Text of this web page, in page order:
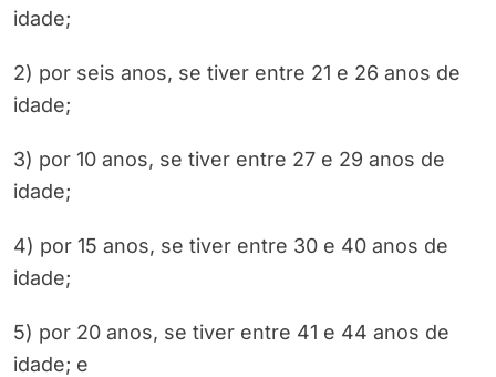
idade;
2) por seis anos, se tiver entre 21 e 26 anos de
idade;
3) por 10 anos, se tiver entre 27 e 29 anos de
idade;
4) por 15 anos, se tiver entre 30 e 40 anos de
idade;
5) por 20 anos, se tiver entre 41 e 44 anos de
idade; e